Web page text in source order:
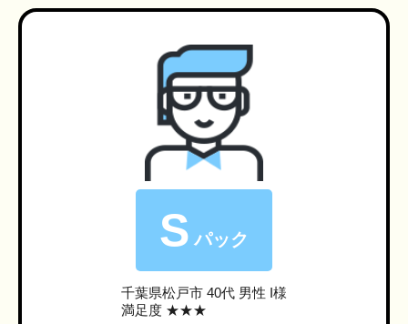
S パック
千葉県松戸市 40代 男性 I様
満足度 ★★★